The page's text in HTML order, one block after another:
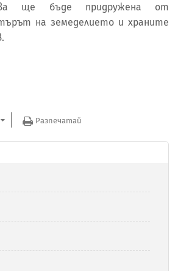
ще бъде придружена от
на земеделието и храните
Разпечатай